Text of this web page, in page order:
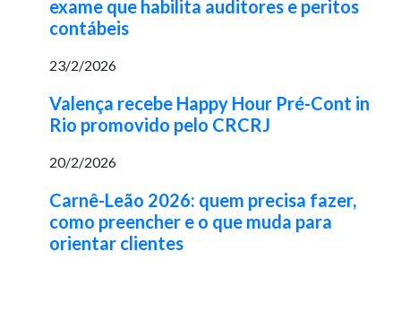
exame que habilita auditores e peritos
contábeis
23/2/2026
Valença recebe Happy Hour Pré-Cont in
Rio promovido pelo CRCRJ
20/2/2026
Carnê-Leão 2026: quem precisa fazer,
como preencher e o que muda para
orientar clientes